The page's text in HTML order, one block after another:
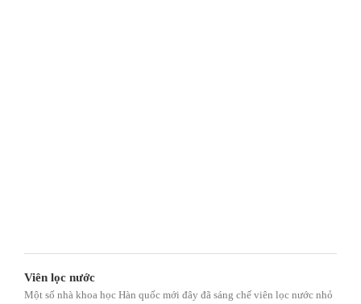
Viên lọc nước
Một số nhà khoa học Hàn quốc mới đây đã sáng chế viên lọc nước nhỏ